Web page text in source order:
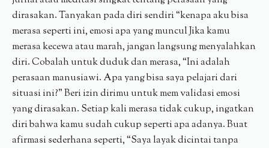
dirasakan. Tanyakan pada diri sendiri “kenapa aku bisa
merasa seperti ini, emosi apa yang muncul Jika kamu
merasa kecewa atau marah, jangan langsung menyalahkan
diri. Cobalah untuk duduk dan merasa, “Ini adalah
perasaan manusiawi. Apa yang bisa saya pelajari dari
situasi ini?” Beri izin dirimu untuk mem validasi emosi
yang dirasakan. Setiap kali merasa tidak cukup, ingatkan
diri bahwa kamu sudah cukup seperti apa adanya. Buat
afirmasi sederhana seperti, “Saya layak dicintai tanpa